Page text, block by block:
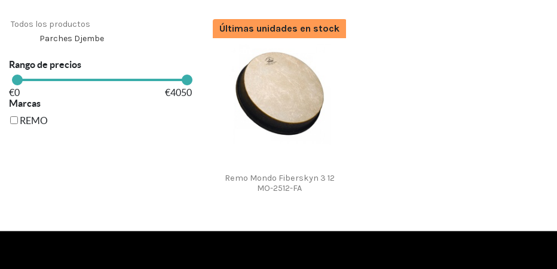
Todos los productos
Parches Djembe
Rango de precios
€0 €4050
Marcas
REMO
Remo Mondo Fiberskyn 3 12
MO-2512-FA
Últimas unidades en stock